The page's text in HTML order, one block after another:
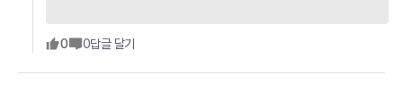
0 0답글 달기